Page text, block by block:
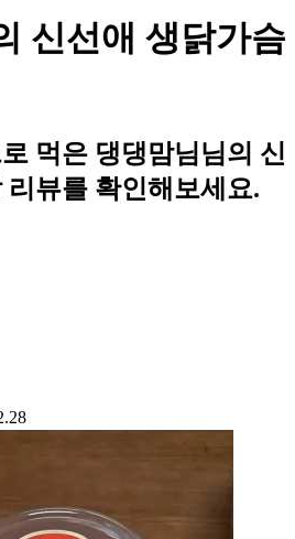
신선애 생닭가슴
먹은 댕댕맘님님의 신
뷰를 확인해보세요.